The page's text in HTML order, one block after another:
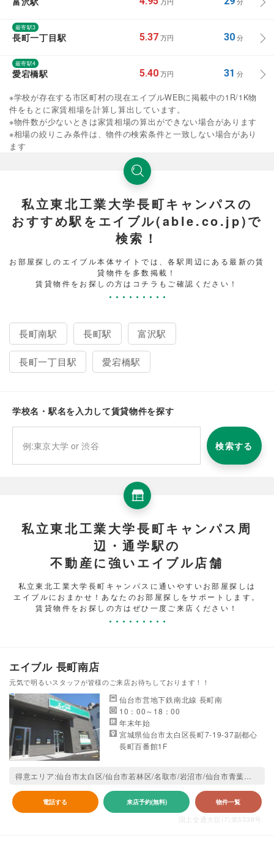
最寄駅3
長町一丁目駅 5.37 万円 30分
最寄駅4
愛宕橋駅 5.40 万円 31 分
※学校が存在する市区町村の現在エイブルWEBに掲載中の1R/1K物
件をもとに家賃相場を計算し算出しています。
※物件数が少ないときは家賃相場の算出ができない場合があります
※相場の絞りこみ条件は、物件の検索条件と一致しない場合があり
ます
私立東北工業大学長町キャンパスの
おすすめ駅をエイブル(able.co.jp)で
検索！
お部屋探しのエイブル本体サイトでは、各駅周辺にある最新の賃
貸物件を多数掲載！
賃貸物件をお探しの方はコチラもご確認ください！
長町南駅 長町駅 富沢駅
長町一丁目駅 愛宕橋駅
学校名・駅名を入力して賃貸物件を探す
検索する
私立東北工業大学長町キャンパス周
辺・通学駅の
不動産に強いエイブル店舗
私立東北工業大学長町キャンパスに通いやすいお部屋探しは
エイブルにおまかせ！あなたのお部屋探しをサポートします。
賃貸物件をお探しの方はぜひ一度ご来店ください！
エイブル 長町南店
元気で明るいスタッフが皆様のご来店お待ちしております！！
仙台市営地下鉄南北線 長町南
10：00～18：00
年末年始
宮城県仙台市太白区長町7-19-37副都心
長町百番館1F
電話する 来店予約(無料) 物件一覧
国土交通大臣(7)第5338号